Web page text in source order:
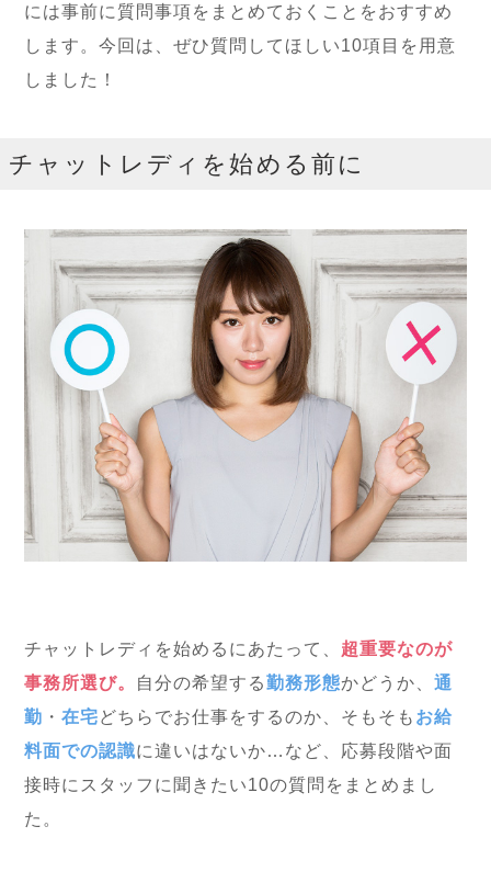
には事前に質問事項をまとめておくことをおすすめ
します。今回は、ぜひ質問してほしい10項目を用意
しました！
チャットレディを始める前に
チャットレディを始めるにあたって、 超重要なのが
事務所選び。 自分の希望する勤務形態かどうか、通
勤 ・在宅どちらでお仕事をするのか、そもそも お給
料面での認識に違いはないか…など、応募段階や面
接時にスタッフに聞きたい10の質問をまとめまし
た。